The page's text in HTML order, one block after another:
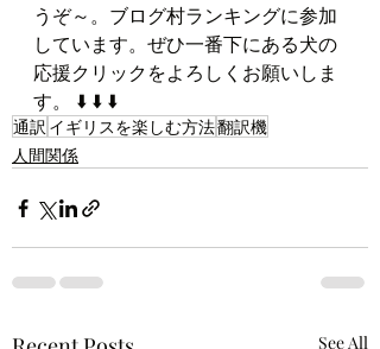
うぞ～。ブログ村ランキングに参加
しています。ぜひ一番下にある犬の
応援クリックをよろしくお願いしま
す。 ⬇️ ⬇️ ⬇️
通訳 イギリスを楽しむ方法翻訳機
人間関係
See All